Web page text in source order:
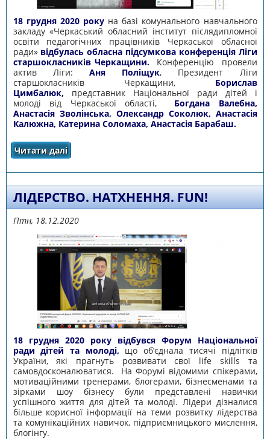
18 грудня 2020 рокуна базі комунального навчального
закладу «Черкаський обласний інститут післядипломної
освіти педагогічних працівників Черкаської обласної
ради»відбулась обласна підсумкова конференція Ліги
старшокласників Черкащини.Конференцію провели
актив Ліги: Аня Поліщук, Президент Ліги
старшокласників Черкащини, Борислав
Цимбалюк, представник Національної ради дітей і
молоді від Черкаської області,
Богдана Валебна,
Анастасія Зволінська, Олександр Соколюк, Анастасія
Калюжна, Катерина Соломаха, Анастасія Барабаш.
Читати далі
Черкащини
ЛІДЕРСТВО. НАТХНЕННЯ. FUN!
Птн, 18.12.2020
18 грудня 2020 року відбувся Форум Національної
ради дітей та молоді, що об’єднала тисячі підлітків
України, які прагнуть розвивати свої life skills та
самовдосконалюватися. На Форумі відомими спікерами,
мотиваційними тренерами, блогерами, бізнесменами та
зірками шоу бізнесу були представлені навички
успішного життя для дітей та молоді. Лідери дізналися
більше корисної інформації на теми розвитку лідерства
та комунікаційних навичок, підприємницького мислення,
блогінгу.